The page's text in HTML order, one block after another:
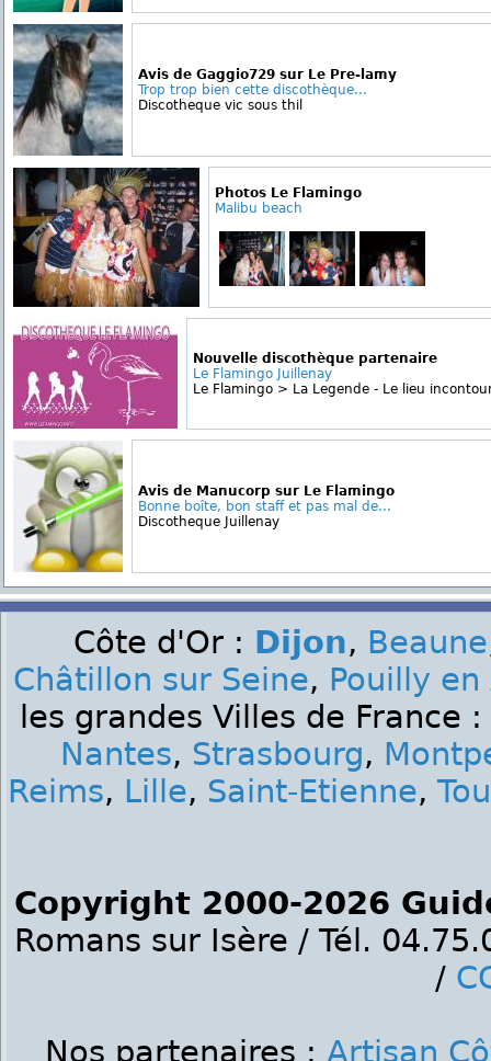
Avis de Gaggio729 sur Le Pre-lamy
Trop trop bien cette discothèque...
Discotheque vic sous thil
Photos Le Flamingo
Malibu beach
Nouvelle discothèque partenaire
Le Flamingo Juillenay
Le Flamingo > La Legende - Le lieu
Avis de Manucorp sur Le Flamingo
Bonne boîte, bon staff et pas mal de...
Discotheque Juillenay
Côte d'Or : Dijon, Beaune
Châtillon sur Seine, Pouilly en
les grandes Villes de France :
Nantes, Strasbourg,
Reims, Lille, Saint-Etienne,
Copyright 2000-2026
Romans sur Isère / Tél.
/
Nos partenaires : Artisan